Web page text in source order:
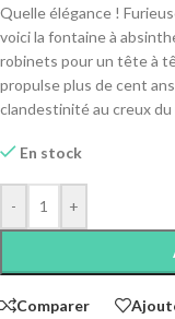
Quelle élégance !
voici la fontaine à
robinets pour un tête à
propulse plus de cent
clandestinité au creux
En stock
- +
Comparer